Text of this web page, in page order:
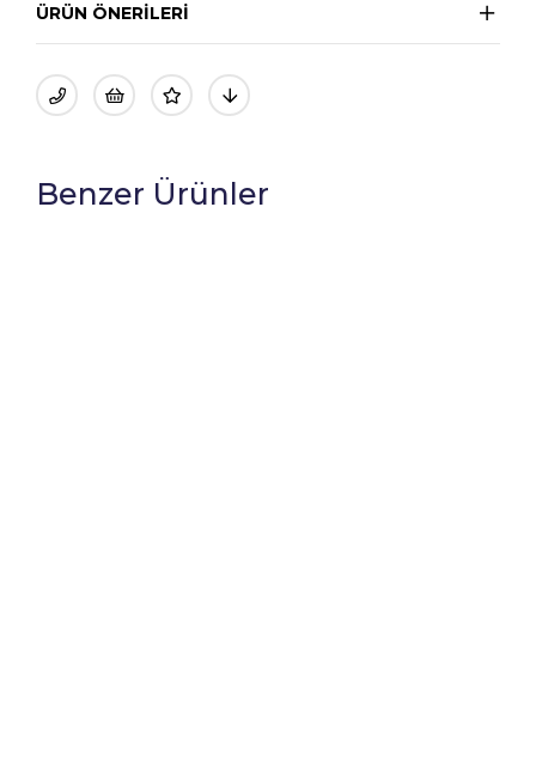
ÜRÜN ÖNERILERI
Benzer Ürünler